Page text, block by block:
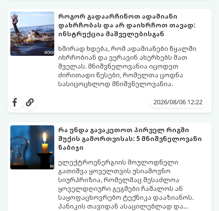
სახლში პატარა ბავშვები ან შინაური
ცხოველები არიან.
ჭიანჭველების მთელ კოლონიას სულ
რამდენიმე დღეში დაამარცხებთ.
გთავაზობთ ეფექტური ხაფანგის
მომზადების რეცეპტს:
როგორ გადაარჩინოთ ადამიანი
დახრჩობას და არ დაიხრჩოთ თავად:
ინსტრუქცია მაშველებისგან
ხშირად ხდება, რომ ადამიანები წყალში
იხრჩობიან და ვერავინ ახერხებს მათ
შველას. მნიშვნელოვანია იცოდეთ
ძირითადი წესები, რომელთა ცოდნა
სასიცოცხლოდ მნიშვნელოვანია.
2026/08/06 12:22
რა უნდა გავაკეთოთ პირველ რიგში
შუქის გამორთვისას: 5 მნიშვნელოვანი
ნაბიჯი
ელექტროენერგიის მოულოდნელი
გათიშვა ყოველთვის უსიამოვნო
სიურპრიზია, რომელმაც შესაძლოა
ყოველდღიური გეგმები ჩაშალოს ან
საყოფაცხოვრებო ტექნიკა დააზიანოს.
პანიკის თავიდან ასაცილებლად და